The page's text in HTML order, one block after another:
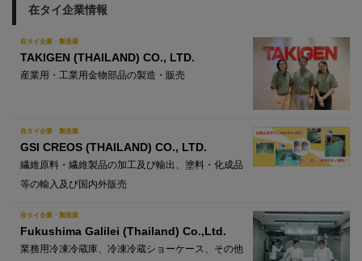
在タイ企業情報
在タイ企業・製造業
TAKIGEN (THAILAND) CO., LTD.
産業用・工業用金物部品の製造・販売
在タイ企業・製造業
GSI CREOS (THAILAND) CO., LTD.
繊維原料・繊維製品の加工及び輸出、塗料・化成品
等の輸入及び国内外販売
在タイ企業・製造業
Fukushima Galilei (Thailand) Co.,Ltd.
業務用冷凍冷蔵庫、冷凍冷蔵ショーケース、その他